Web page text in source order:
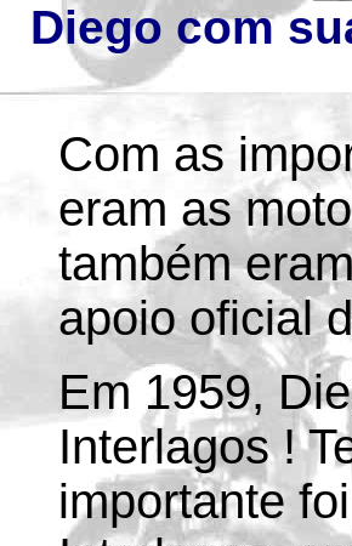
Diego com
Com as
eram as
também
apoio oficial
Em 1959,
Interlagos !
importante